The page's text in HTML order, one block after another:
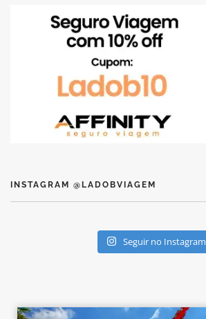
INSTAGRAM @LADOBVIAGEM
Seguir no Instagram